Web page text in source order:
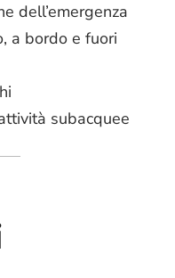
dell’emergenza
a bordo e fuori
subacquee